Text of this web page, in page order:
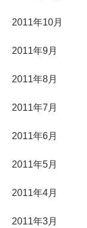
2011年10月
2011年9月
2011年8月
2011年7月
2011年6月
2011年5月
2011年4月
2011年3月